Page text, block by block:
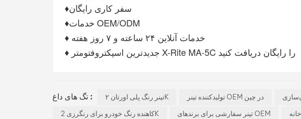
♦سفر کاری رایگان
♦خدمات OEM/ODM
♦ خدمات آنلاین ۲۴ ساعته و ۷ روز هفته
♦ جدیدترین اسپکتروفتومتر X-Rite MA-5C را رایگان دریافت کنید
تگ های داغ : تینر رنگ پلی اورتان ۲K تولیدکننده تینر OEM در چین
کاهنده رنگ خودرو برای رنگرزی 2K
تینر سفارشی برای برندهای OEM